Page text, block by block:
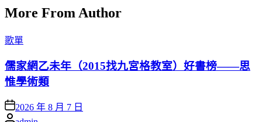
More From Author
Posted
in
歌單
儒家網乙未年（2015找九宮格教室）好書榜——思
惟學術類
Posted
on
2026 年 8 月 7 日
Posted